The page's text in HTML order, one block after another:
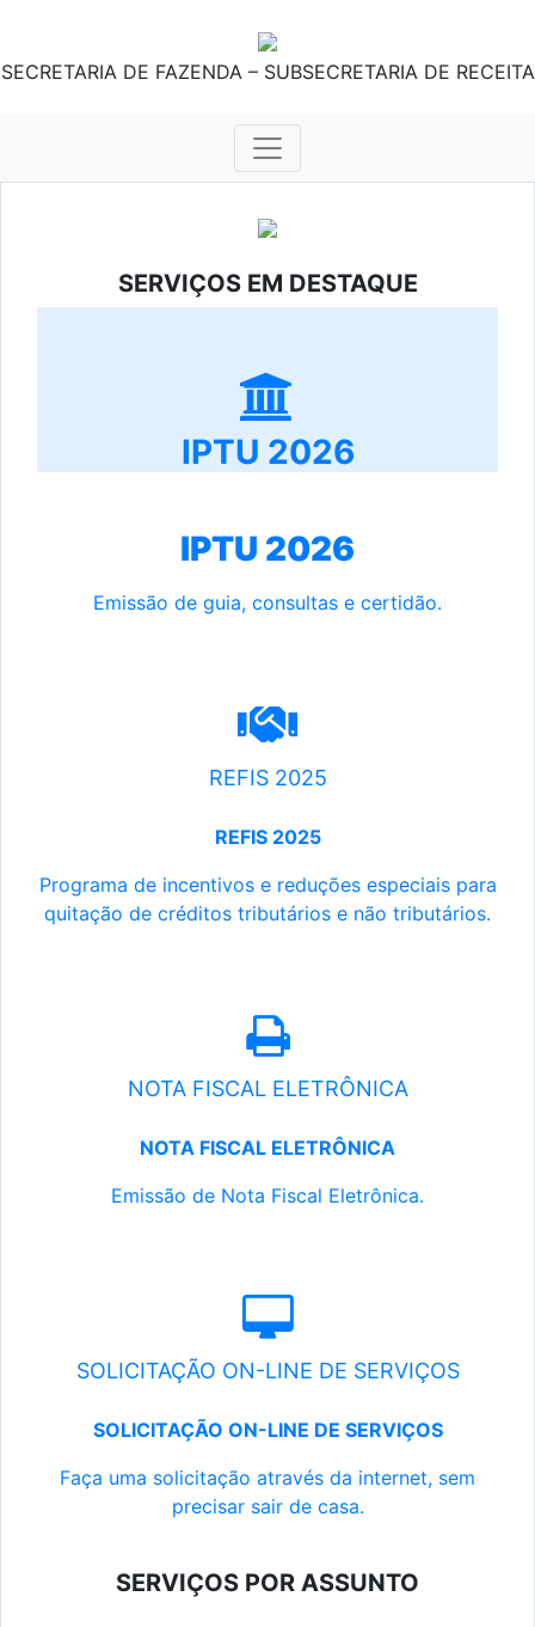
SECRETARIA DE FAZENDA – SUBSECRETARIA DE RECEITA
SERVIÇOS EM DESTAQUE
IPTU 2026
IPTU 2026
Emissão de guia, consultas e certidão.
REFIS 2025
REFIS 2025
Programa de incentivos e reduções especiais para
quitação de créditos tributários e não tributários.
NOTA FISCAL ELETRÔNICA
NOTA FISCAL ELETRÔNICA
Emissão de Nota Fiscal Eletrônica.
SOLICITAÇÃO ON-LINE DE SERVIÇOS
SOLICITAÇÃO ON-LINE DE SERVIÇOS
Faça uma solicitação através da internet, sem
precisar sair de casa.
SERVIÇOS POR ASSUNTO